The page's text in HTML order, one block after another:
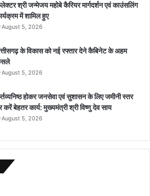
श्री जन्मेजय महोबे कैरियर मार्गदर्शन एवं काउंसलिंग
में शामिल हुए
August 5, 2026
के विकास को नई रफ्तार देने कैबिनेट के अहम
August 5, 2026
होकर जनसेवा एवं सुशासन के लिए जमीनी स्तर
करें बेहतर कार्य: मुख्यमंत्री श्री विष्णु देव साय
August 5, 2026